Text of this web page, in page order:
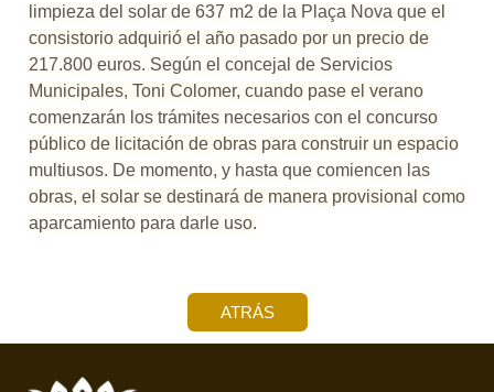
limpieza del solar de 637 m2 de la Plaça Nova que el
consistorio adquirió el año pasado por un precio de
217.800 euros. Según el concejal de Servicios
Municipales, Toni Colomer, cuando pase el verano
comenzarán los trámites necesarios con el concurso
público de licitación de obras para construir un espacio
multiusos. De momento, y hasta que comiencen las
obras, el solar se destinará de manera provisional como
aparcamiento para darle uso.
ATRÁS